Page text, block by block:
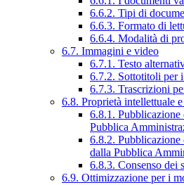
6.6.2. Tipi di
6.6.3. Formato di
6.6.4. Modalità di
6.7. Immagini e video
6.7.1. Testo
6.7.2. Sottotitoli per
6.7.3. Trascrizioni
6.8. Proprietà intellettuale
6.8.1.
Pubblica
6.8.2.
dalla Pubblica
6.8.3. Consenso dei
6.9. Ottimizzazione per i